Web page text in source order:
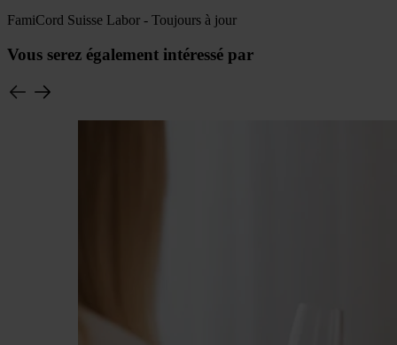
FamiCord Suisse Labor - Toujours à jour
Vous serez également intéressé par